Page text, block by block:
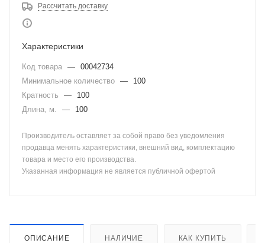
Рассчитать доставку
Характеристики
Код товара — 00042734
Минимальное количество —
100
Кратность
—
100
Длина, м.
— 100
Производитель оставляет за собой право без уведомления
продавца менять характеристики, внешний вид, комплектацию
товара и место его производства.
Указанная информация не является публичной офертой
ОПИСАНИЕ НАЛИЧИЕ КАК КУПИТЬ